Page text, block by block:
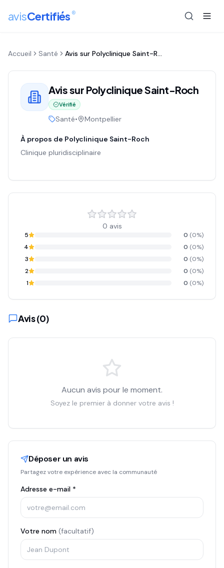
avisCertifiés ®
Accueil Santé Avis sur Polyclinique Saint-Roch
Avis sur Polyclinique Saint-Roch
Vérifié
Santé• Montpellier
À propos de Polyclinique Saint-Roch
Clinique pluridisciplinaire
0 avis
5 0 (0%)
4
0 (0%)
3
0 (0%)
2
0 (0%)
1
0 (0%)
Avis (0)
Aucun avis pour le moment.
Soyez le premier à donner votre avis !
Déposer un avis
Partagez votre expérience avec la communauté
Adresse e-mail *
Votre nom (facultatif)